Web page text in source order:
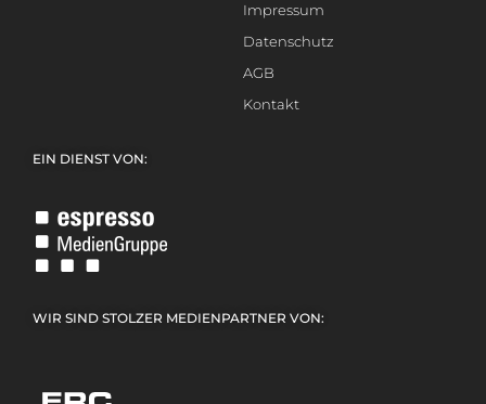
Impressum
Datenschutz
AGB
Kontakt
EIN DIENST VON:
WIR SIND STOLZER MEDIENPARTNER VON: